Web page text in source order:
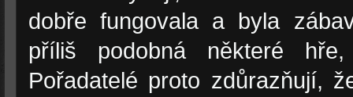
dobře fungovala a byla
příliš podobná některé
Pořadatelé proto zdůrazňují,